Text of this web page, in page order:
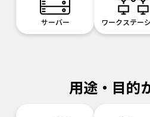
サーバー ワークステー
用途・目的